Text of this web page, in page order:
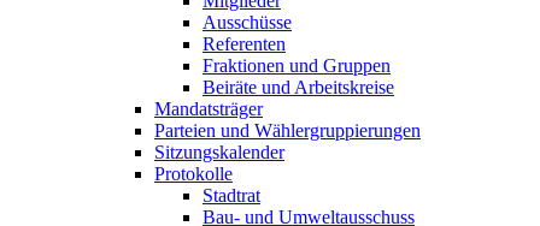
Ausschüsse
Referenten
Fraktionen und Gruppen
Beiräte und Arbeitskreise
Mandatsträger
Parteien und Wählergruppierungen
Sitzungskalender
Protokolle
Stadtrat
Bau- und Umweltausschuss